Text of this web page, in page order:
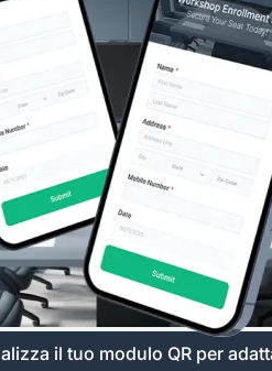
pool di intervistati
QR dei moduli per
ampio.
il tuo modulo digitale, crea
le prestazioni del tuo modulo.
di codice QRper iniziare da
il tuo modulo QR per